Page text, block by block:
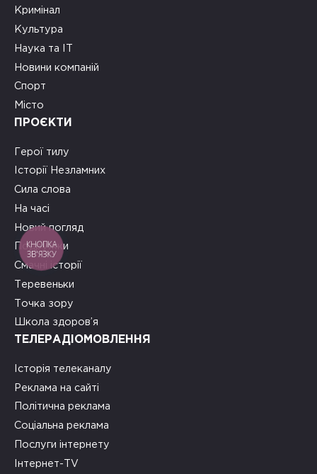
Кримінал
Культура
Наука та ІТ
Новини компаній
Спорт
Місто
ПРОЄКТИ
Герої тилу
Історії Незламних
Сила слова
На часі
Новий погляд
Подружки
Смачні історії
Теревеньки
Точка зору
Школа здоров’я
ТЕЛЕРАДІОМОВЛЕННЯ
Історія телеканалу
Реклама на сайті
Політична реклама
Соціальна реклама
Послуги інтернету
Інтернет-TV
КНОПКА
ЗВ'ЯЗКУ